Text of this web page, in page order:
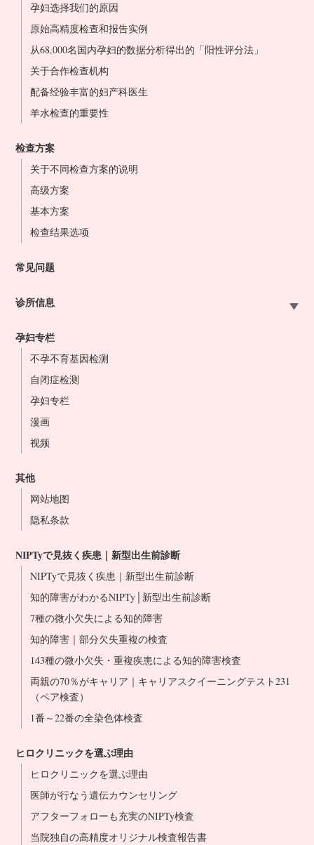
孕妇选择我们的原因
原始高精度检查和报告实例
从68,000名国内孕妇的数据分析得出的「阳性评分法」
关于合作检查机构
配备经验丰富的妇产科医生
羊水检查的重要性
检查方案
关于不同检查方案的说明
高级方案
基本方案
检查结果选项
常见问题
诊所信息
大宫站前院
东京站前院
横滨站前院
名古屋站前院
大阪站前院
难波心斋桥院
冈山站前院
博多站前院
医生介绍
孕妇专栏
不孕不育基因检测
自闭症检测
孕妇专栏
漫画
视频
其他
网站地图
隐私条款
NIPTyで見抜く疾患｜新型出生前診断
NIPTyで見抜く疾患｜新型出生前診断
知的障害がわかるNIPTy│新型出生前診断
7種の微小欠失による知的障害
知的障害｜部分欠失重複の検査
143種の微小欠失・重複疾患による知的障害検査
両親の70％がキャリア｜キャリアスクイーニングテスト231
（ペア検査）
1番～22番の全染色体検査
ヒロクリニックを選ぶ理由
ヒロクリニックを選ぶ理由
医師が行なう遺伝カウンセリング
アフターフォローも充実のNIPTy検査
当院独自の高精度オリジナル検査報告書